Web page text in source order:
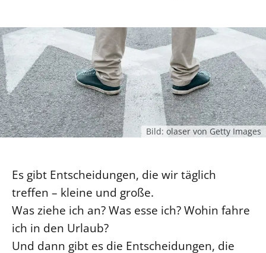
Bild: olaser von Getty Images
Es gibt Entscheidungen, die wir täglich
treffen – kleine und große.
Was ziehe ich an? Was esse ich? Wohin fahre
ich in den Urlaub?
Und dann gibt es die Entscheidungen, die
Personalausschuss
LANDESKIRCHENAMT
Willkommen
Kollegium
Abteilungen des Landeskirchenamts
Beschwerdestellen
Kirchenämter
Datenschutz
Lutherische Kirche
Glaubensbekenntnis
Positionen
Ökumene
Religionen
KLIMASCHUTZ
Nachhaltigkeit
Erneuerbare Energien
Mobilität
Naturschutz
Gebäude
Datenschutz
Kontakt
Barrierefreiheit
Presse
Freie Stellen
Service für Gemeinden
Suche